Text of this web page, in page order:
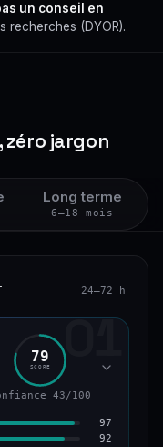
un conseil en
recherches (DYOR).
zéro jargon
Long terme
6–18 mois
24–72 h
01
Stock)
79
SCORE
43/100
97
92